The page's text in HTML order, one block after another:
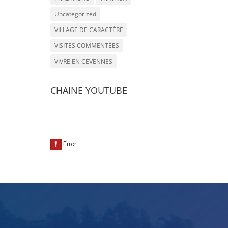
Uncategorized
VILLAGE DE CARACTÈRE
VISITES COMMENTÉES
VIVRE EN CEVENNES
CHAINE YOUTUBE